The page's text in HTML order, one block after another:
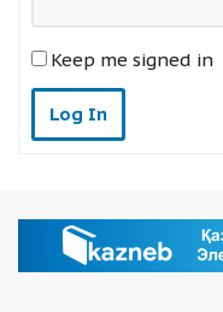
Keep me signed in
Log In